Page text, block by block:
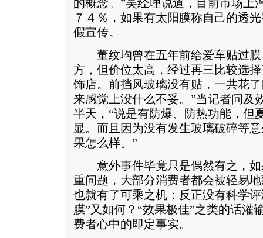
的概念。”吴经理说道，目前市场上
７４％，如果有太阳膜称自己的透
假宣传。
董纹均曾在五年前给爱车贴过膜
方，但价位太高，经过再三比较选
饰店。前挡风玻璃没有贴，一共花
来感觉上没什么不妥。”当记者问及
半天，“说是有防爆、防热功能，但
显。而且因为没有发生玻璃破碎等
果怎么样。”
意外事件毕竟只是偶然有之，如
重问题，大部分消费者都会被轻易
也就有了可乘之机：反正没有科学
膜”又如何？“效果极佳”之类的话灌
费者心中的即定事实。